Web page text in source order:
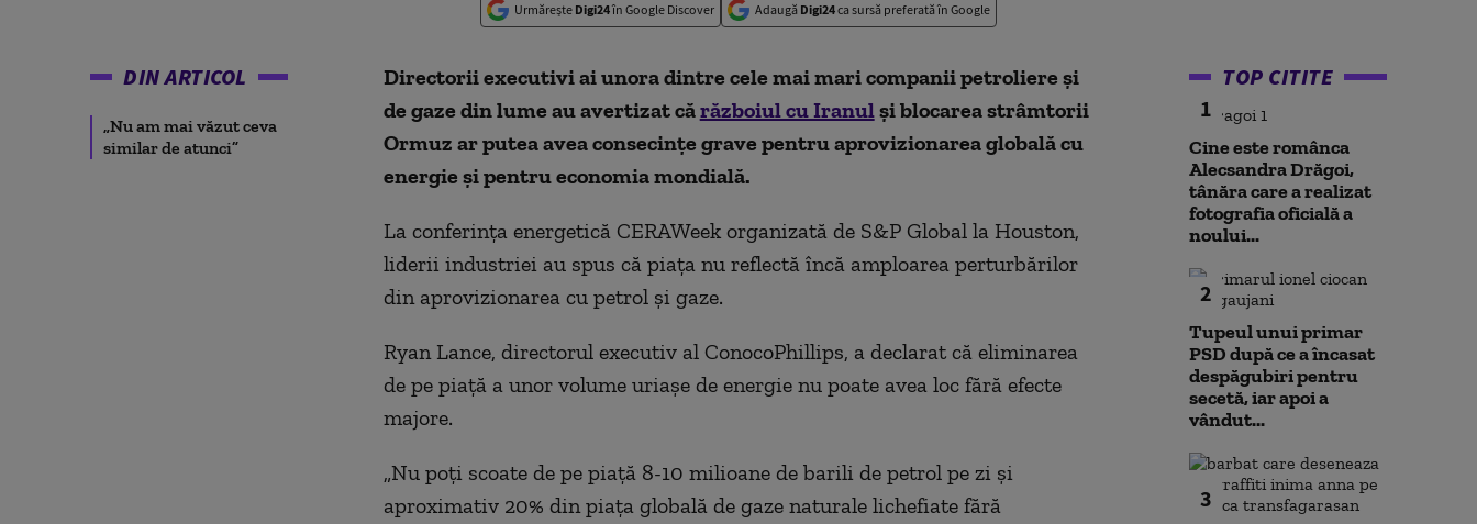
Urmărește Digi24în Google Discover Adaugă Digi24ca sursă preferată în Google
DIN ARTICOL
„Nu am mai văzut ceva
similar de atunci”
Directorii executivi ai unora dintre cele mai mari companii petroliere şi
de gaze din lume au avertizat cărăzboiul cu Iranulşi blocarea strâmtorii
Ormuz ar putea avea consecinţe grave pentru aprovizionarea globală cu
energie şi pentru economia mondială.
La conferinţa energetică CERAWeek organizată de S&P Global la Houston,
liderii industriei au spus că piaţa nu reflectă încă amploarea perturbărilor
din aprovizionarea cu petrol şi gaze.
Ryan Lance, directorul executiv al ConocoPhillips, a declarat că eliminarea
de pe piaţă a unor volume uriaşe de energie nu poate avea loc fără efecte
majore.
„Nu poţi scoate de pe piaţă 8-10 milioane de barili de petrol pe zi şi
aproximativ 20% din piaţa globală de gaze naturale lichefiate fără
TOP CITITE
1
Cine este românca
Alecsandra Drăgoi,
tânăra care a realizat
fotografia oficială a
noului...
2
Tupeul unui primar
PSD după ce a încasat
despăgubiri pentru
secetă, iar apoi a
vândut...
3